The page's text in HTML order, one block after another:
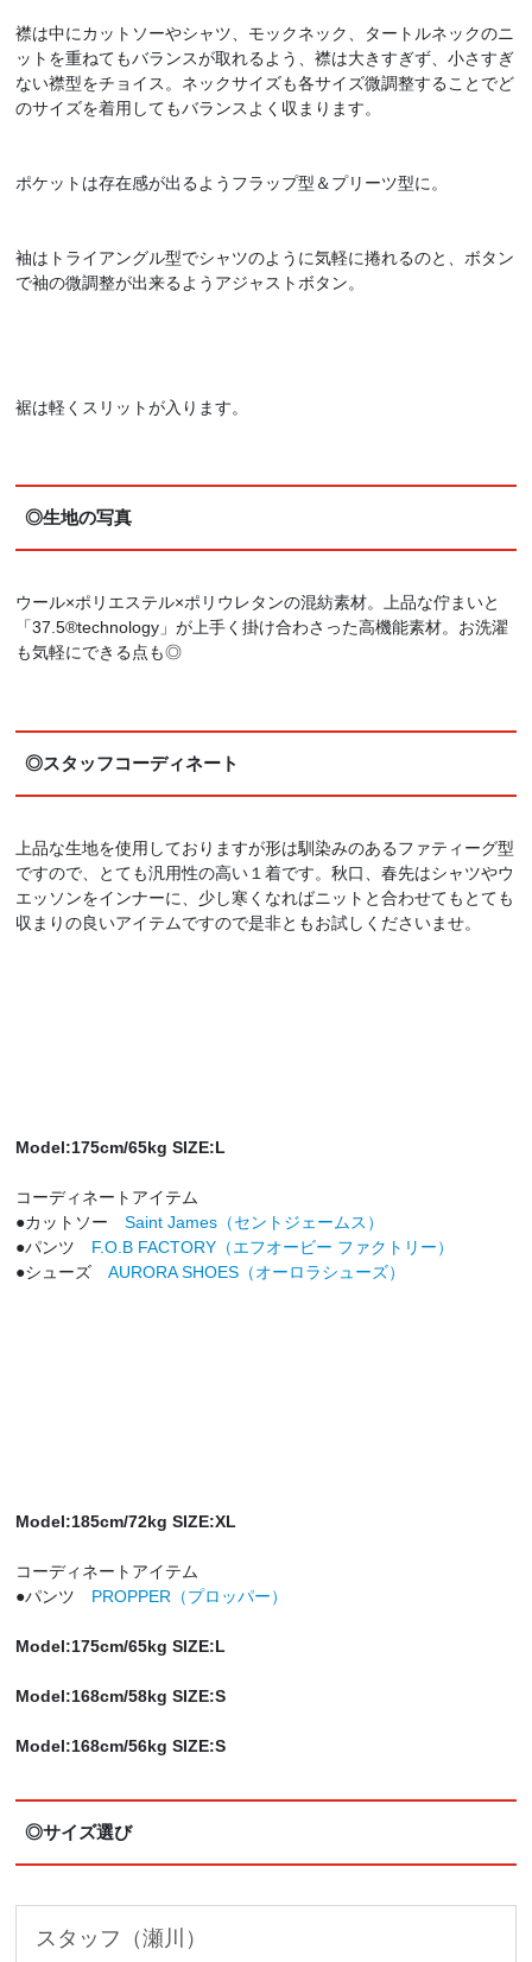
襟は中にカットソーやシャツ、モックネック、タートルネックのニ
ットを重ねてもバランスが取れるよう、襟は大きすぎず、小さすぎ
ない襟型をチョイス。ネックサイズも各サイズ微調整することでど
のサイズを着用してもバランスよく収まります。
ポケットは存在感が出るようフラップ型＆プリーツ型に。
袖はトライアングル型でシャツのように気軽に捲れるのと、ボタン
で袖の微調整が出来るようアジャストボタン。
裾は軽くスリットが入ります。
◎生地の写真
ウール×ポリエステル×ポリウレタンの混紡素材。上品な佇まいと
「37.5®technology」が上手く掛け合わさった高機能素材。お洗濯
も気軽にできる点も◎
◎スタッフコーディネート
上品な生地を使用しておりますが形は馴染みのあるファティーグ型
ですので、とても汎用性の高い１着です。秋口、春先はシャツやウ
エッソンをインナーに、少し寒くなればニットと合わせてもとても
収まりの良いアイテムですので是非ともお試しくださいませ。
Model:175cm/65kg SIZE:L
コーディネートアイテム
●カットソーSaint James（セントジェームス）
●パンツ F.O.B FACTORY（エフオービー ファクトリー）
●シューズAURORA SHOES（オーロラシューズ）
Model:185cm/72kg SIZE:XL
コーディネートアイテム
●パンツ PROPPER（プロッパー）
Model:175cm/65kg SIZE:L
Model:168cm/58kg SIZE:S
Model:168cm/56kg SIZE:S
◎サイズ選び
スタッフ（瀬川）